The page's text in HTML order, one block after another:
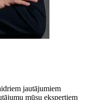
jautājumiem
mūsu ekspertiem